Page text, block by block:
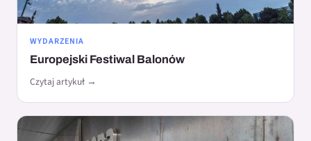
WYDARZENIA
Europejski Festiwal Balonów
Czytaj artykuł →